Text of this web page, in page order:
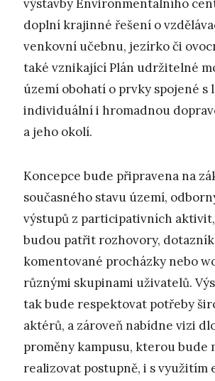
výstavby Environmentálního
doplní krajinné řešení o
venkovní učebnu, jezírko či
také vznikající Plán udržitelné
území obohatí o prvky spojené s
individuální i hromadnou
a jeho okolí.
Koncepce bude připravena na
současného stavu území,
výstupů z participativních
budou patřit rozhovory,
komentované procházky nebo
různými skupinami uživatelů.
tak bude respektovat potřeby
aktérů, a zároveň nabídne vizi
proměny kampusu, kterou bude
realizovat postupně, i s využitím